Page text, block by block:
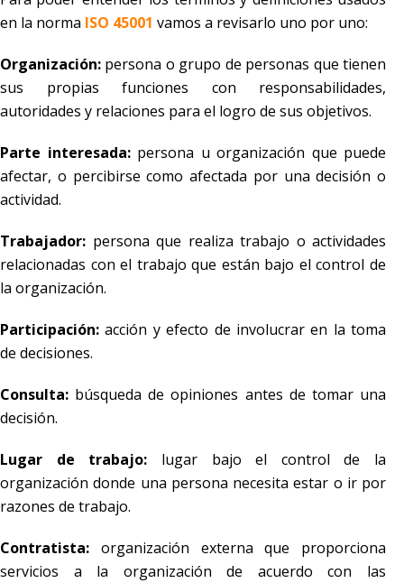
en la norma ISO 45001 vamos a revisarlo uno por uno:
Organización: persona o grupo de personas que tienen
sus propias funciones con responsabilidades,
autoridades y relaciones para el logro de sus objetivos.
Parte interesada: persona u organización que puede
afectar, o percibirse como afectada por una decisión o
actividad.
Trabajador: persona que realiza trabajo o actividades
relacionadas con el trabajo que están bajo el control de
la organización.
Participación:acción y efecto de involucrar en la toma
de decisiones.
Consulta: búsqueda de opiniones antes de tomar una
decisión.
Lugar de trabajo: lugar bajo el control de la
organización donde una persona necesita estar o ir por
razones de trabajo.
Contratista: organización externa que proporciona
servicios a la organización de acuerdo con las